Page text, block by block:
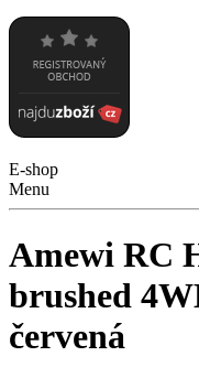
E-shop
Menu
Amewi RC
brushed
červená